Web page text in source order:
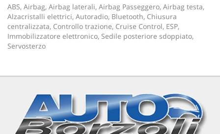
ABS, Airbag, Airbag laterali, Airbag Passeggero, Airbag testa,
Alzacristalli elettrici, Autoradio, Bluetooth, Chiusura
centralizzata, Controllo trazione, Cruise Control, ESP,
Immobilizzatore elettronico, Sedile posteriore sdoppiato,
Servosterzo
Cookie di marketing
Leggi
la
impostazioni